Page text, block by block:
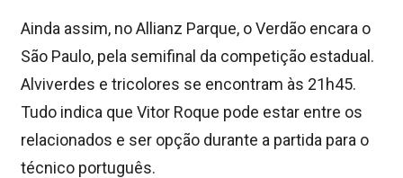
Ainda assim, no Allianz Parque, o Verdão encara o
São Paulo, pela semifinal da competição estadual.
Alviverdes e tricolores se encontram às 21h45.
Tudo indica que Vitor Roque pode estar entre os
relacionados e ser opção durante a partida para o
técnico português.